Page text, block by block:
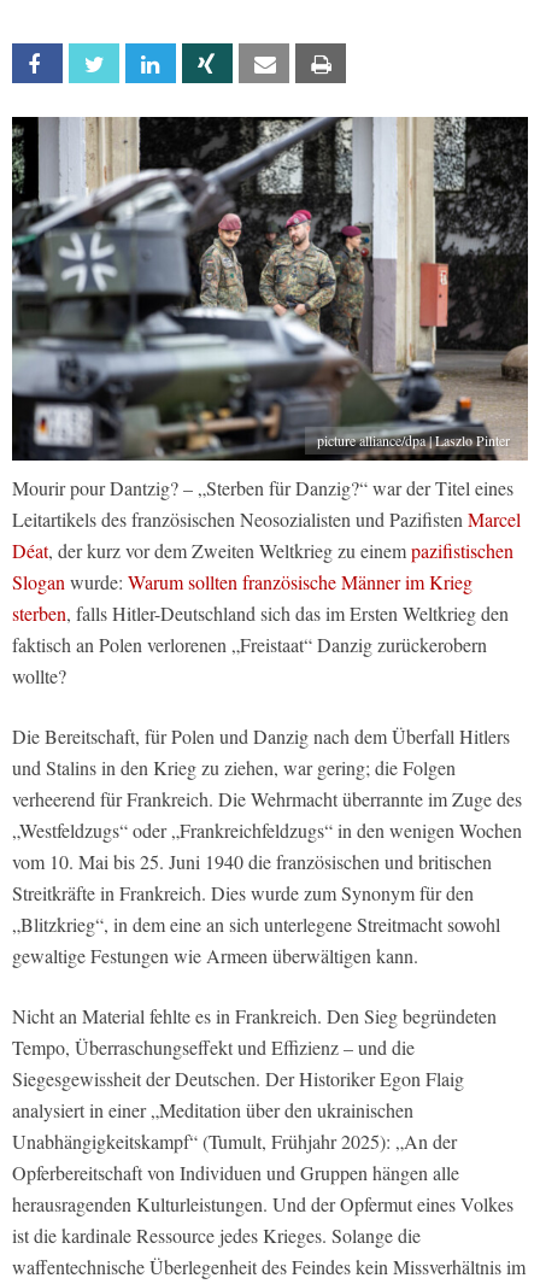
Facebook Twitter Linkedin Xing Email
picture alliance/dpa | Laszlo Pinter
Mourir pour Dantzig? – „Sterben für Danzig?“ war der Titel eines
Leitartikels des französischen Neosozialisten und PazifistenMarcel
Déat, der kurz vor dem Zweiten Weltkrieg zu einempazifistischen
Sloganwurde: Warum sollten französische Männer im Krieg
sterben, falls Hitler-Deutschland sich das im Ersten Weltkrieg den
faktisch an Polen verlorenen „Freistaat“ Danzig zurückerobern
wollte?
Die Bereitschaft, für Polen und Danzig nach dem Überfall Hitlers
und Stalins in den Krieg zu ziehen, war gering; die Folgen
verheerend für Frankreich. Die Wehrmacht überrannte im Zuge des
„Westfeldzugs“ oder „Frankreichfeldzugs“ in den wenigen Wochen
vom 10. Mai bis 25. Juni 1940 die französischen und britischen
Streitkräfte in Frankreich. Dies wurde zum Synonym für den
„Blitzkrieg“, in dem eine an sich unterlegene Streitmacht sowohl
gewaltige Festungen wie Armeen überwältigen kann.
Nicht an Material fehlte es in Frankreich. Den Sieg begründeten
Tempo, Überraschungseffekt und Effizienz – und die
Siegesgewissheit der Deutschen. Der Historiker Egon Flaig
analysiert in einer „Meditation über den ukrainischen
Unabhängigkeitskampf“ (Tumult, Frühjahr 2025): „An der
Opferbereitschaft von Individuen und Gruppen hängen alle
herausragenden Kulturleistungen. Und der Opfermut eines Volkes
ist die kardinale Ressource jedes Krieges. Solange die
waffentechnische Überlegenheit des Feindes kein Missverhältnis im